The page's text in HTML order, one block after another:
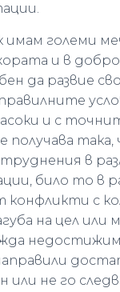
имам големи
и в
да развие
и с
получава
в
било то в
конфликти с
на цел или
или не го